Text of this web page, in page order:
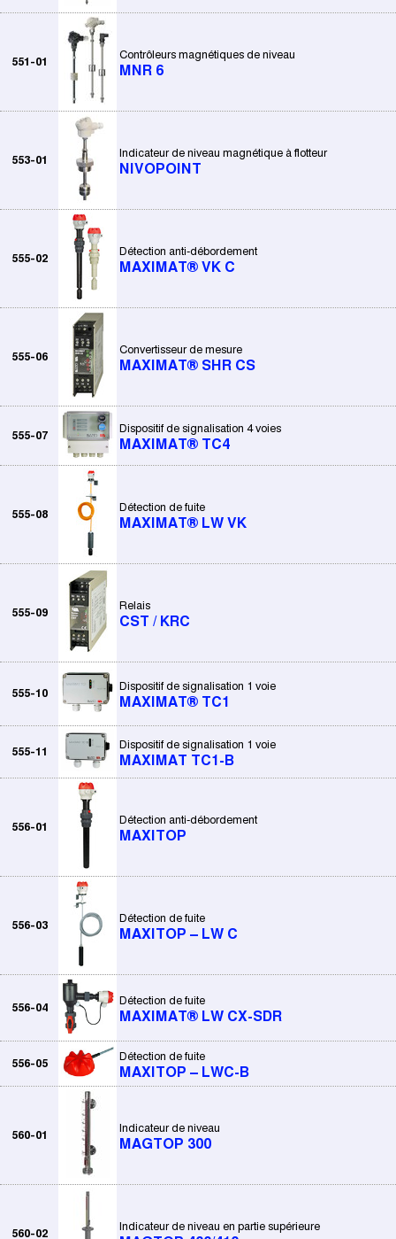
551-01
Contrôleurs magnétiques de niveau
MNR 6
553-01
Indicateur de niveau magnétique à flotteur
NIVOPOINT
555-02
Détection anti-débordement
MAXIMAT® VK C
555-06
Convertisseur de mesure
MAXIMAT® SHR CS
555-07
Dispositif de signalisation 4 voies
MAXIMAT® TC4
555-08
Détection de fuite
MAXIMAT® LW VK
555-09
Relais
CST / KRC
555-10
Dispositif de signalisation 1 voie
MAXIMAT® TC1
555-11
Dispositif de signalisation 1 voie
MAXIMAT TC1-B
556-01
Détection anti-débordement
MAXITOP
556-03
Détection de fuite
MAXITOP – LW C
556-04
Détection de fuite
MAXIMAT® LW CX-SDR
556-05
Détection de fuite
MAXITOP – LWC-B
560-01
Indicateur de niveau
MAGTOP 300
560-02
Indicateur de niveau en partie supérieure